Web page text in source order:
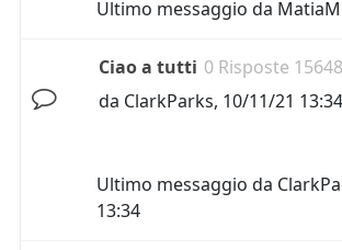
Ultimo messaggio da MatiaM
Ciao a tutti 0 Risposte
da ClarkParks, 10/11/21 13:34
Ultimo messaggio da
13:34